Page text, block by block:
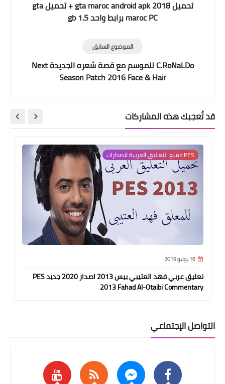
تحميل gta maroc android apk 2018 + تحميل gta
maroc PC برابط واحد 1.5 gb
الموضوع السابق
C.RoNaLDo للموسم مع قصة شعره الجديدة Next
Season Patch 2016 Face & Hair
قد تُعجبك هذه المشاركات
PES جميع التعاليق العربية لاصدارات
18 يوليو 2019
تعليق عربي فهد العتيبي بيس 2013 اصدار 2020 جديد PES
2013 Fahad Al-Otaibi Commentary
التواصل الإجتماعي